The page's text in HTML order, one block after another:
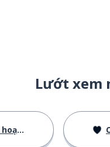
Lướt xem
động